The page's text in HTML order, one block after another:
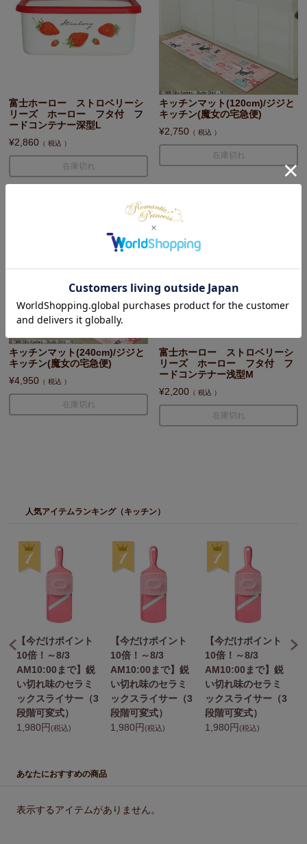
富士ホーロー ストロベリーシ
リーズ ホーロー フタ付 フ
ードコンテナー深型L
¥2,860 税込
在庫切れ
キッチンマット(120cm)/ジジと
キッチン(魔女の宅急便)
¥2,750 税込
在庫切れ
キッチンマット(240cm)/ジジと
キッチン(魔女の宅急便)
¥4,950 税込
在庫切れ
富士ホーロー ストロベリーシ
リーズ ホーロー フタ付 フ
ードコンテナー浅型M
¥2,200 税込
在庫切れ
人気アイテムランキング（キッチン）
【今だけポイント
10倍！～8/3
AM10:00まで】鋭
い切れ味のセラミ
ックスライサー（3
段階可変式）
1,980円 (税込)
【今だけポイント
10倍！～8/3
AM10:00まで】鋭
い切れ味のセラミ
ックスライサー（3
段階可変式）
1,980円(税込)
【今だけポイント
10倍！～8/3
AM10:00まで】鋭
い切れ味のセラミ
ックスライサー（3
段階可変式）
1,980円 (税込)
あなたにおすすめの商品
表示するアイテムがありません。